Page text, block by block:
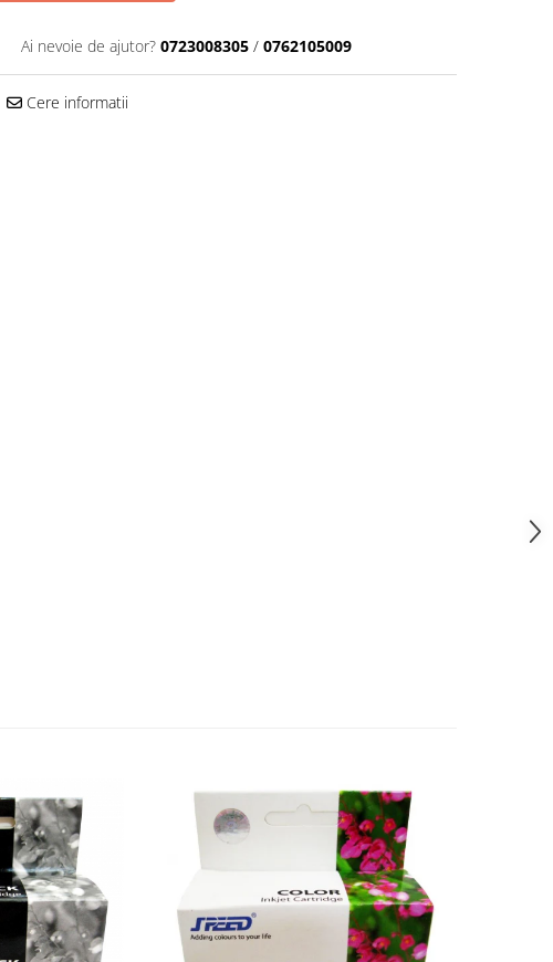
Ai nevoie de ajutor? 0723008305 / 0762105009
Cere informatii